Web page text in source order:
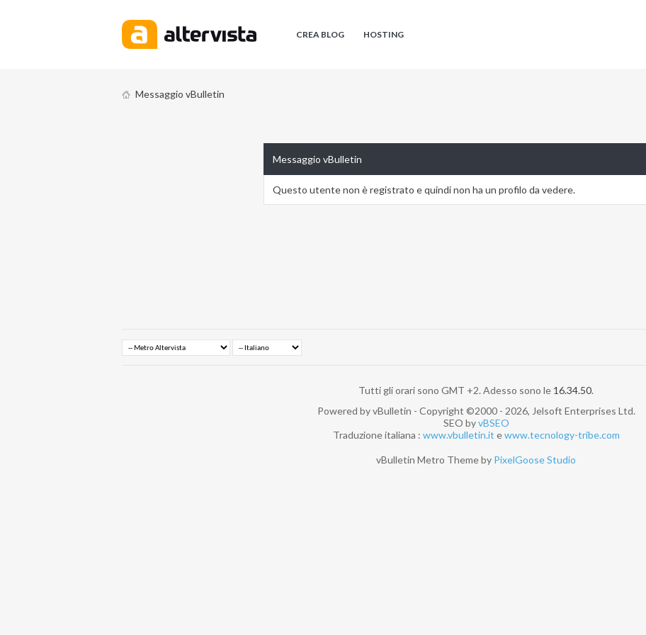
CREA BLOG HOSTING
Messaggio vBulletin
Messaggio vBulletin
Questo utente non è registrato e quindi non ha un profilo da vedere.
Tutti gli orari sono GMT +2. Adesso sono le 16.34.50.
Powered by vBulletin - Copyright ©2000 - 2026, Jelsoft Enterprises Ltd.
SEO byvBSEO
Traduzione italiana : www.vbulletin.it ewww.tecnology-tribe.com
vBulletin Metro Theme by PixelGoose Studio